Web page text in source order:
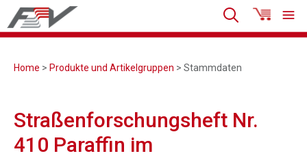
Home > Produkte und Artikelgruppen > Stammdaten
Straßenforschungsheft Nr.
410 Paraffin im